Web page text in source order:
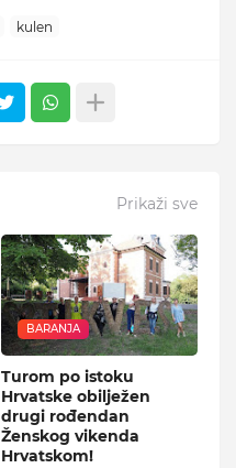
kulen
Prikaži sve
BARANJA
Turom po istoku
Hrvatske obilježen
drugi rođendan
Ženskog vikenda
Hrvatskom!